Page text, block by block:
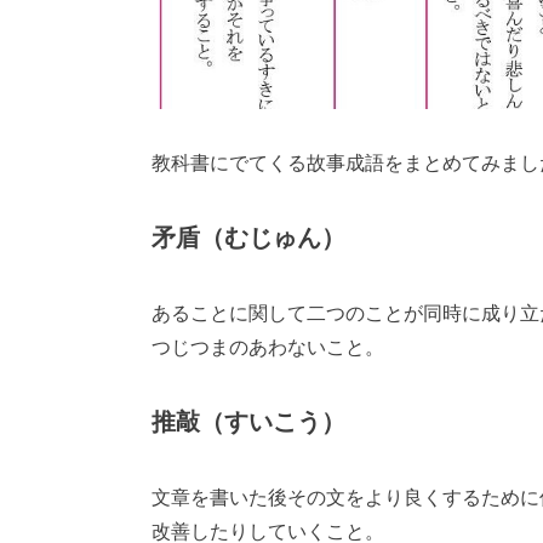
教科書にでてくる故事成語をまとめてみま
矛盾（むじゅん）
あることに関して二つのことが同時に成り
つじつまのあわないこと。
推敲（すいこう）
文章を書いた後その文をより良くするため
改善したりしていくこと。